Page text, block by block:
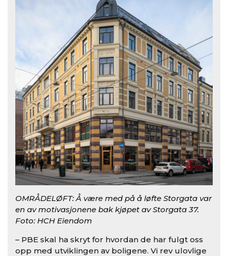
OMRÅDELØFT: Å være med på å løfte Storgata var
en av motivasjonene bak kjøpet av Storgata 37.
Foto: HCH Eiendom
– PBE skal ha skryt for hvordan de har fulgt oss
opp med utviklingen av boligene. Vi rev ulovlige